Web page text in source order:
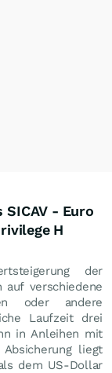
SICAV - Euro
H
der
auf verschiedene
oder andere
Laufzeit drei
in Anleihen mit
liegt
dem US-Dollar